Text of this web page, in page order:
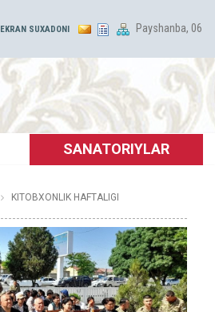
EKRAN SUXADONI
Payshanba, 06
SANATORIYLAR
KITOBXONLIK HAFTALIGI